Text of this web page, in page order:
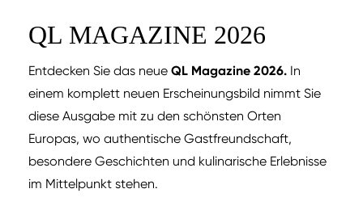
QL MAGAZINE 2026
Entdecken Sie das neue QL Magazine 2026. In
einem komplett neuen Erscheinungsbild nimmt Sie
diese Ausgabe mit zu den schönsten Orten
Europas, wo authentische Gastfreundschaft,
besondere Geschichten und kulinarische Erlebnisse
im Mittelpunkt stehen.